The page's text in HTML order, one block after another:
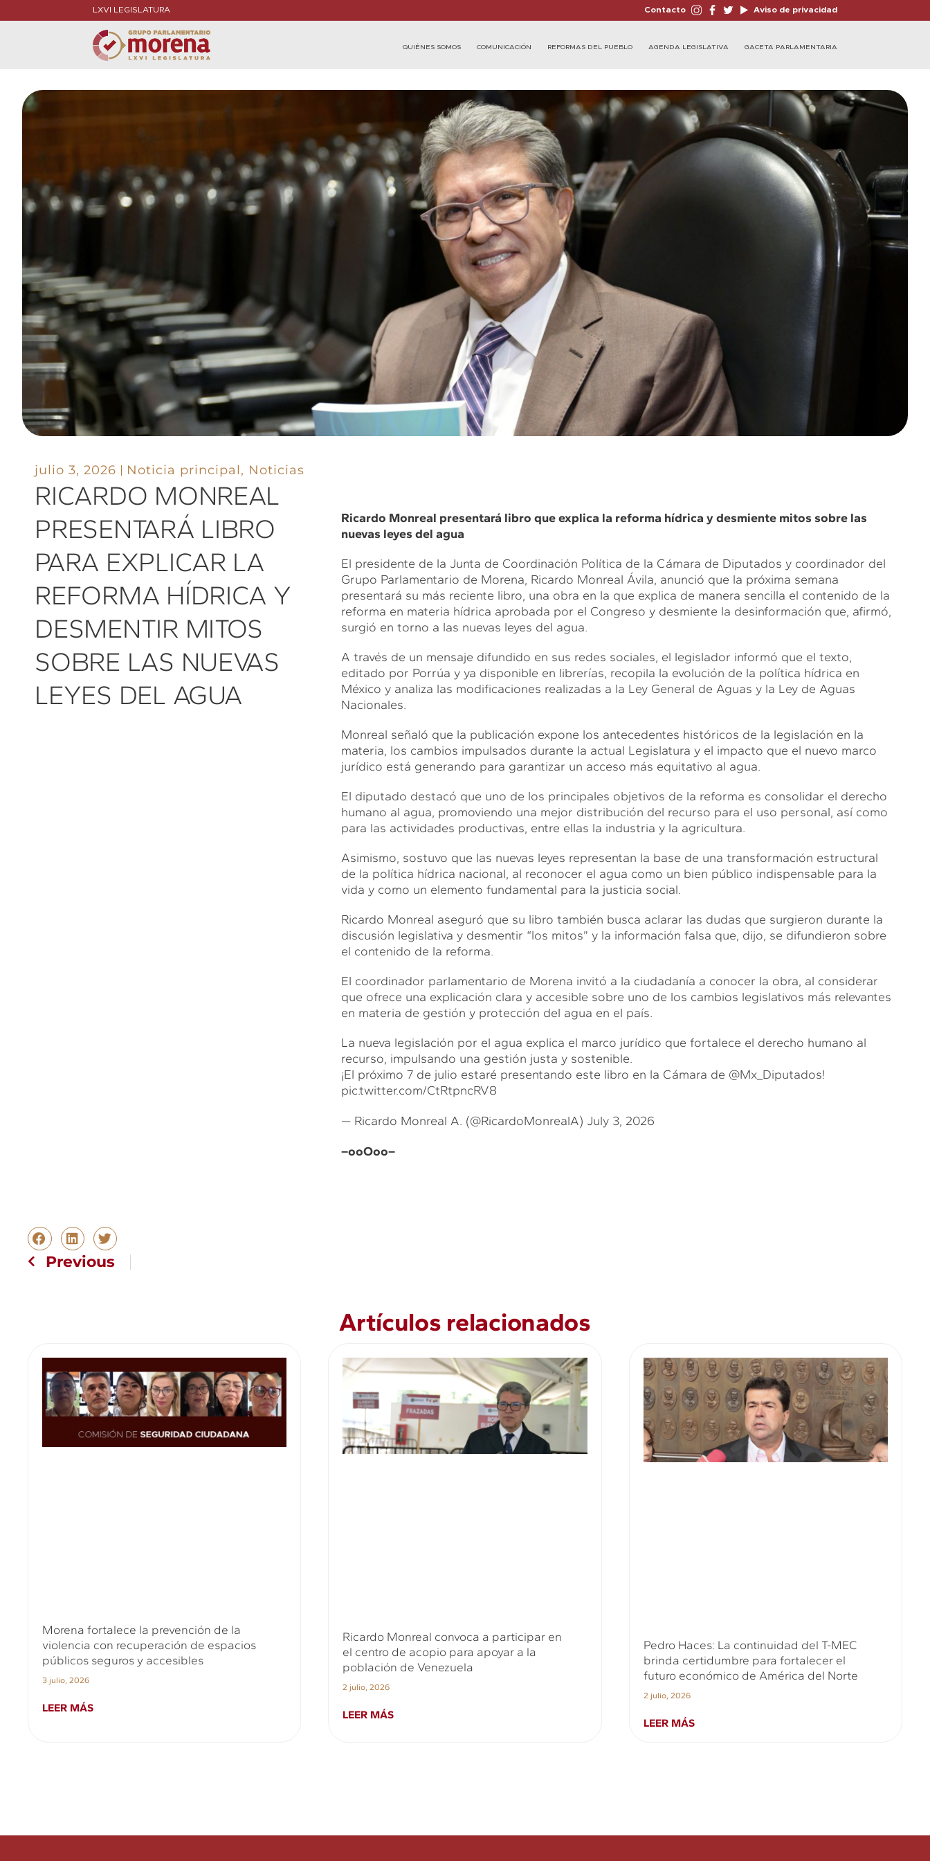
LXVI LEGISLATURA Contacto Aviso de privacidad
QUIÉNES SOMOS COMUNICACIÓN REFORMAS DEL PUEBLO AGENDA LEGISLATIVA GACETA PARLAMENTARIA
julio 3, 2026 Noticia principal, Noticias
RICARDO MONREAL
PRESENTARÁ LIBRO
PARA EXPLICAR LA
REFORMA HÍDRICA Y
DESMENTIR MITOS
SOBRE LAS NUEVAS
LEYES DEL AGUA
Ricardo Monreal presentará libro que explica la reforma hídrica y desmiente mitos sobre las
nuevas leyes del agua
El presidente de la Junta de Coordinación Política de la Cámara de Diputados y coordinador del
Grupo Parlamentario de Morena, Ricardo Monreal Ávila, anunció que la próxima semana
presentará su más reciente libro, una obra en la que explica de manera sencilla el contenido de la
reforma en materia hídrica aprobada por el Congreso y desmiente la desinformación que, afirmó,
surgió en torno a las nuevas leyes del agua.
A través de un mensaje difundido en sus redes sociales, el legislador informó que el texto,
editado por Porrúa y ya disponible en librerías, recopila la evolución de la política hídrica en
México y analiza las modificaciones realizadas a la Ley General de Aguas y la Ley de Aguas
Nacionales.
Monreal señaló que la publicación expone los antecedentes históricos de la legislación en la
materia, los cambios impulsados durante la actual Legislatura y el impacto que el nuevo marco
jurídico está generando para garantizar un acceso más equitativo al agua.
El diputado destacó que uno de los principales objetivos de la reforma es consolidar el derecho
humano al agua, promoviendo una mejor distribución del recurso para el uso personal, así como
para las actividades productivas, entre ellas la industria y la agricultura.
Asimismo, sostuvo que las nuevas leyes representan la base de una transformación estructural
de la política hídrica nacional, al reconocer el agua como un bien público indispensable para la
vida y como un elemento fundamental para la justicia social.
Ricardo Monreal aseguró que su libro también busca aclarar las dudas que surgieron durante la
discusión legislativa y desmentir “los mitos” y la información falsa que, dijo, se difundieron sobre
el contenido de la reforma.
El coordinador parlamentario de Morena invitó a la ciudadanía a conocer la obra, al considerar
que ofrece una explicación clara y accesible sobre uno de los cambios legislativos más relevantes
en materia de gestión y protección del agua en el país.
La nueva legislación por el agua explica el marco jurídico que fortalece el derecho humano al
recurso, impulsando una gestión justa y sostenible.
¡El próximo 7 de julio estaré presentando este libro en la Cámara de @Mx_Diputados!
pic.twitter.com/CtRtpncRV8
— Ricardo Monreal A. (@RicardoMonrealA) July 3, 2026
–ooOoo–
Previous
Artículos relacionados
Morena fortalece la prevención de la
violencia con recuperación de espacios
públicos seguros y accesibles
3 julio, 2026
LEER MÁS
Ricardo Monreal convoca a participar en
el centro de acopio para apoyar a la
población de Venezuela
2 julio, 2026
LEER MÁS
Pedro Haces: La continuidad del T-MEC
brinda certidumbre para fortalecer el
futuro económico de América del Norte
2 julio, 2026
LEER MÁS